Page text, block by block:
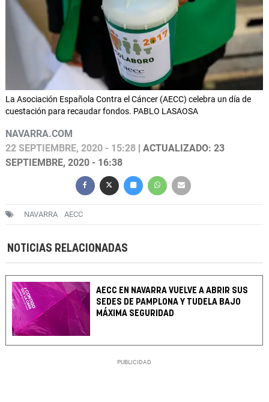
La Asociación Española Contra el Cáncer (AECC) celebra un día de
cuestación para recaudar fondos. PABLO LASAOSA
NAVARRA.COM
22 SEPTIEMBRE, 2020 - 15:28 | ACTUALIZADO: 23
SEPTIEMBRE, 2020 - 16:38
NAVARRA AECC
NOTICIAS RELACIONADAS
AECC EN NAVARRA VUELVE A ABRIR SUS
SEDES DE PAMPLONA Y TUDELA BAJO
MÁXIMA SEGURIDAD